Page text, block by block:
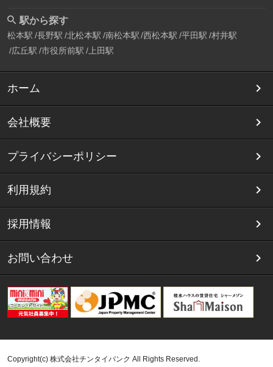
駅から探す
松本駅 長野駅 北松本駅 南松本駅 西松本駅 平田駅 村井駅
広丘駅 市役所前駅 上田駅
ホーム
会社概要
プライバシーポリシー
利用規約
採用情報
お問い合わせ
Copyright(c) 株式会社チンタイバンク All Rights Reserved.